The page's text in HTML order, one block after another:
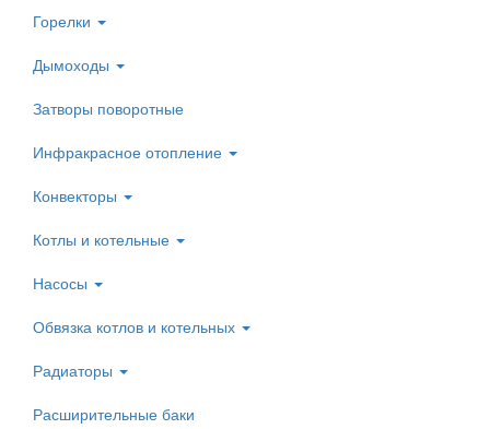
Горелки
Дымоходы
Затворы поворотные
Инфракрасное отопление
Конвекторы
Котлы и котельные
Насосы
Обвязка котлов и котельных
Радиаторы
Расширительные баки